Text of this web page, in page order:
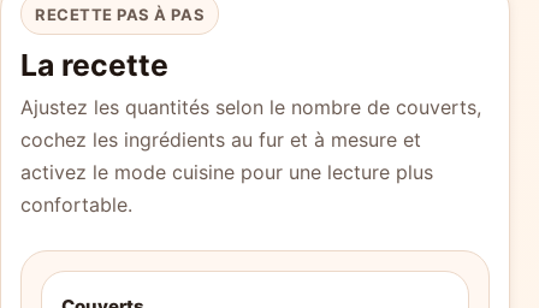
RECETTE PAS À PAS
La recette
Ajustez les quantités selon le nombre de couverts,
cochez les ingrédients au fur et à mesure et
activez le mode cuisine pour une lecture plus
confortable.